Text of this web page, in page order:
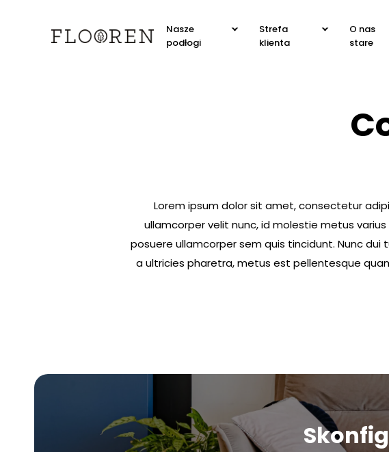
Nasze
podłogi
Strefa
klienta
O nas
stare
Lorem ipsum dolor sit amet, consectetur
ullamcorper velit nunc, id molestie metus
posuere ullamcorper sem quis tincidunt. Nunc
a ultricies pharetra, metus est pellentesque